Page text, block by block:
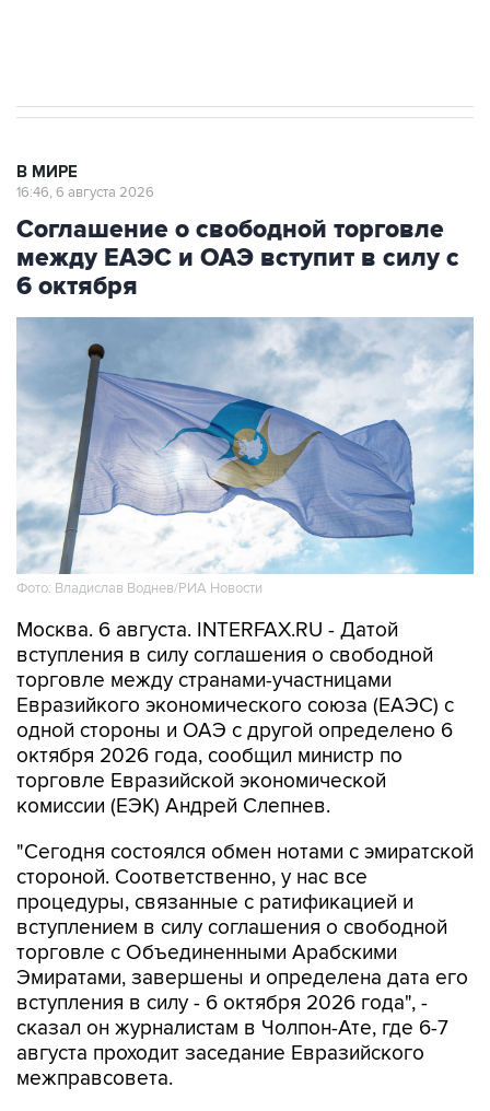
В МИРЕ
16:46, 6 августа 2026
Соглашение о свободной торговле
между ЕАЭС и ОАЭ вступит в силу с
6 октября
Фото: Владислав Воднев/РИА Новости
Москва. 6 августа. INTERFAX.RU - Датой
вступления в силу соглашения о свободной
торговле между странами-участницами
Евразийкого экономического союза (ЕАЭС) с
одной стороны и ОАЭ с другой определено 6
октября 2026 года, сообщил министр по
торговле Евразийской экономической
комиссии (ЕЭК) Андрей Слепнев.
"Сегодня состоялся обмен нотами с эмиратской
стороной. Соответственно, у нас все
процедуры, связанные с ратификацией и
вступлением в силу соглашения о свободной
торговле с Объединенными Арабскими
Эмиратами, завершены и определена дата его
вступления в силу - 6 октября 2026 года", -
сказал он журналистам в Чолпон-Ате, где 6-7
августа проходит заседание Евразийского
межправсовета.